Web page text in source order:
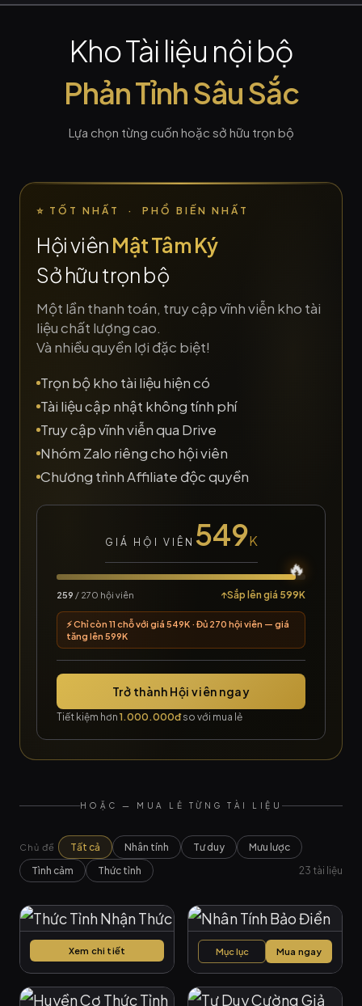
Kho Tài liệu nội bộ
Phản Tỉnh Sâu Sắc
Lựa chọn từng cuốn hoặc sở hữu trọn bộ
⭐ TỐT NHẤT · PHỔ BIẾN NHẤT
Hội viênMật Tâm Ký
Sở hữu trọn bộ
Một lần thanh toán, truy cập vĩnh viễn kho tài
liệu chất lượng cao.
Và nhiều quyền lợi đặc biệt!
Trọn bộ kho tài liệu hiện có
Tài liệu cập nhật không tính phí
Truy cập vĩnh viễn qua Drive
Nhóm Zalo riêng cho hội viên
Chương trình Affiliate độc quyền
GIÁ HỘI VIÊN 549K
🔥
259 / 270 hội viên ↑Sắp lên giá 599K
⚡ Chỉ còn 11 chỗ với giá 549K · Đủ 270 hội viên — giá
tăng lên 599K
Trở thành Hội viên ngay
Tiết kiệm hơn 1.000.000đso với mua lẻ
HOẶC — MUA LẺ TỪNG TÀI LIỆU
Chủ đề Tất cả Nhân tính Tư duy
Mưu lược
Tình cảm
Thức tỉnh 23 tài liệu
Xem chi tiết Mục lục Mua ngay